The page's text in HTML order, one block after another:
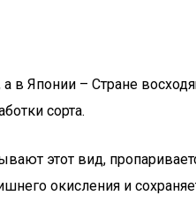
а в Японии – Стране
сорта.
этот вид,
окисления и